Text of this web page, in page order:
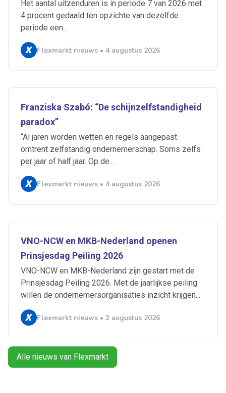
Het aantal uitzenduren is in periode 7 van 2026 met
4 procent gedaald ten opzichte van dezelfde
periode een...
Flexmarkt nieuws • 4 augustus 2026
Franziska Szabó: “De schijnzelfstandigheid
paradox”
“Al jaren worden wetten en regels aangepast
omtrent zelfstandig ondernemerschap. Soms zelfs
per jaar of half jaar. Op de...
Flexmarkt nieuws • 4 augustus 2026
VNO-NCW en MKB-Nederland openen
Prinsjesdag Peiling 2026
VNO-NCW en MKB-Nederland zijn gestart met de
Prinsjesdag Peiling 2026. Met de jaarlijkse peiling
willen de ondernemersorganisaties inzicht krijgen...
Flexmarkt nieuws • 3 augustus 2026
Alle nieuws van Flexmarkt
Ontvang vacatures direct in
je mailbox
Alerts ontvangen
Artikelen zoeken
Alles Ingezonden ABU
Bureau Cicero
Normering Arbeid
ZiPconomy